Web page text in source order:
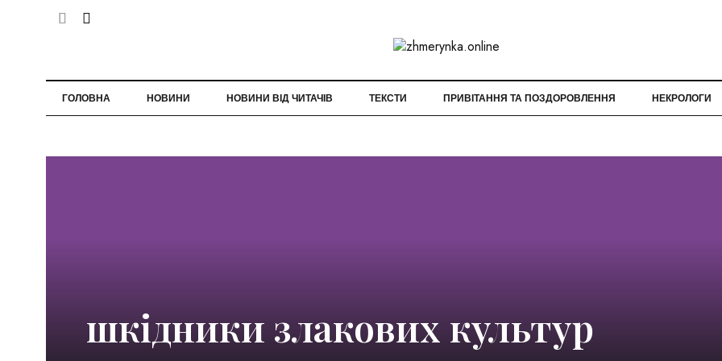
ГОЛОВНА НОВИНИ НОВИНИ ВІД ЧИТАЧІВ ТЕКСТИ ПРИВІТАННЯ ТА ПОЗДОРОВЛЕННЯ НЕКРОЛОГИ
шкідники злакових культур